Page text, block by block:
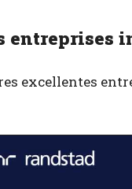
entreprises
excellentes